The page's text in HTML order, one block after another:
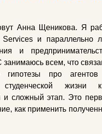
Анна Щеникова. Я
и параллельно
и
всем, что
гипотезы про
жизни к
и сложный этап. Это
как применить